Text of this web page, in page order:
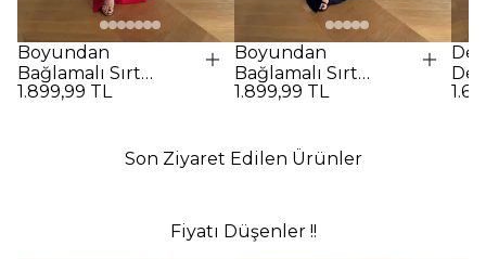
Boyundan
Bağlamalı Sırt
Dekolteli Uzun
1.899,99 TL
Boyundan
Bağlamalı Sırt
Dekolteli Uzun
1.899,99 TL
Son Ziyaret Edilen Ürünler
Fiyatı Düşenler !!